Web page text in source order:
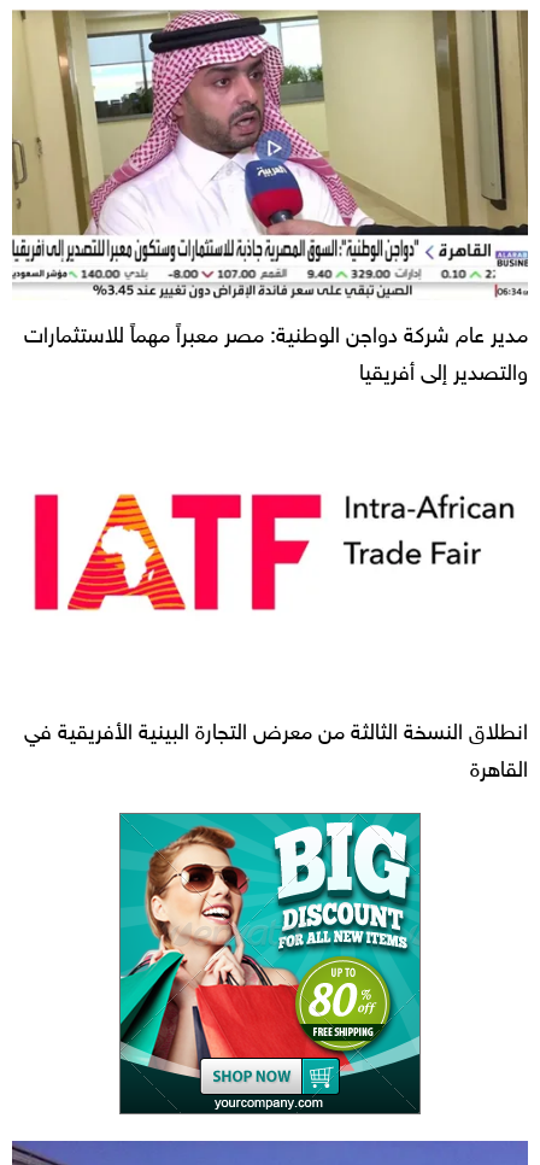
مدير عام شركة دواجن الوطنية: مصر معبراً مهماً للاستثمارات
والتصدير إلى أفريقيا
انطلاق النسخة الثالثة من معرض التجارة البينية الأفريقية في
القاهرة